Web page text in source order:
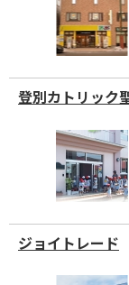
登別カトリック
ジョイトレード